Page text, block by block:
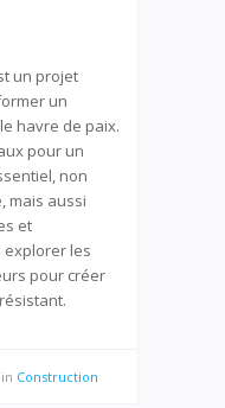
un projet
un
havre de paix.
pour un
non
mais aussi
et
explorer les
pour créer
in Construction